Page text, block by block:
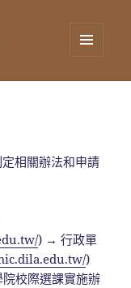
小工具
相關辦法和申請
) → 行政單
)
校際選課實施辦